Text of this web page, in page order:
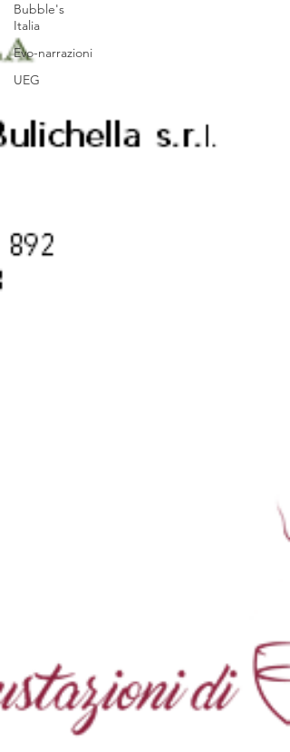
Bubble's
Italia
Evo-narrazioni
UEG